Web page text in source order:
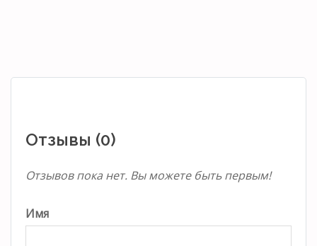
Отзывы (0)
Отзывов пока нет. Вы можете быть первым!
Имя